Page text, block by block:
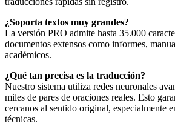
¿Soporta textos muy grandes?
La versión PRO admite hasta 35.000
documentos extensos como informes,
académicos.
¿Qué tan precisa es la traducción?
Nuestro sistema utiliza redes neuronales
miles de pares de oraciones reales. Esto
cercanos al sentido original, especialmente
técnicas.